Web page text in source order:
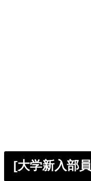
[大学新入部員